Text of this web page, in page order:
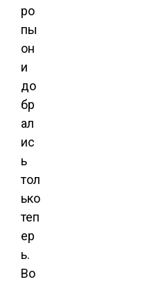
ро
пы
он
и
до
бр
ал
ис
ь
тол
ько
теп
ер
ь.
Во